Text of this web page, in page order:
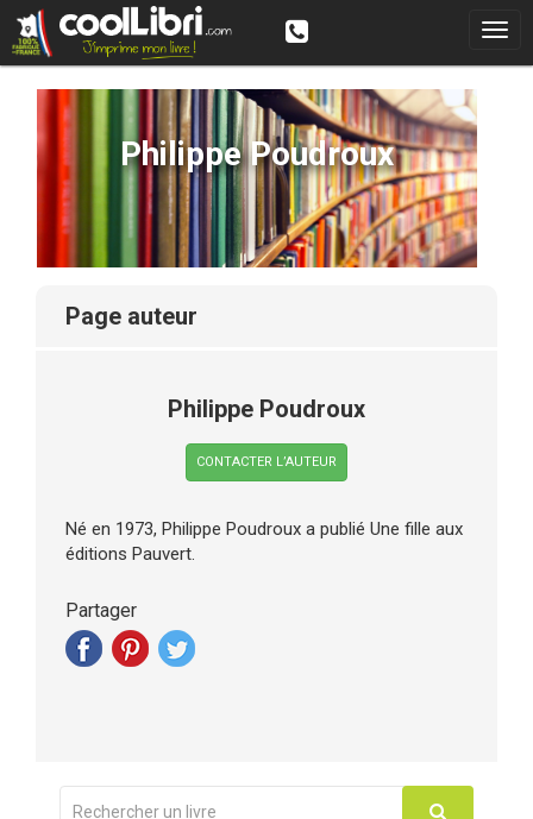
Philippe Poudroux
page auteur
Philippe Poudroux
CONTACTER L’AUTEUR
Né en 1973, Philippe Poudroux a publié Une fille aux
éditions Pauvert.
Partager